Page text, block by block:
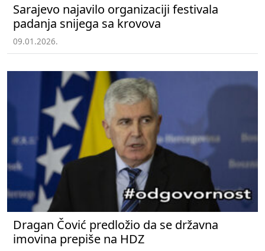
Sarajevo najavilo organizaciji festivala
padanja snijega sa krovova
09.01.2026.
Dragan Čović predložio da se državna
imovina prepiše na HDZ